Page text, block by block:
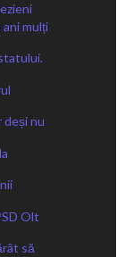
mulți
deși nu
Olt
să